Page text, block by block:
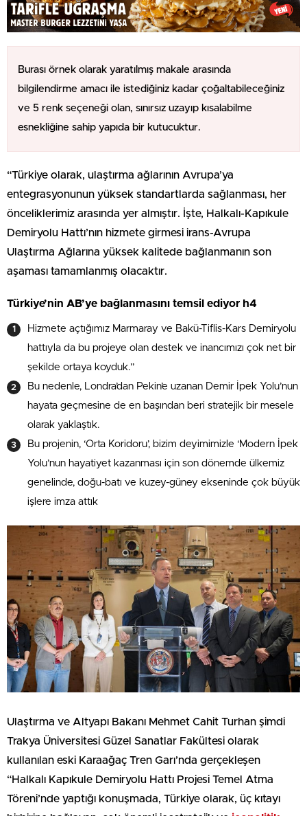
Burası örnek olarak yaratılmış makale arasında
bilgilendirme amacı ile istediğiniz kadar çoğaltabileceğiniz
ve 5 renk seçeneği olan, sınırsız uzayıp kısalabilme
esnekliğine sahip yapıda bir kutucuktur.
“Türkiye olarak, ulaştırma ağlarının Avrupa’ya
entegrasyonunun yüksek standartlarda sağlanması, her
önceliklerimiz arasında yer almıştır. İşte, Halkalı-Kapıkule
Demiryolu Hattı’nın hizmete girmesi irans-Avrupa
Ulaştırma Ağlarına yüksek kalitede bağlanmanın son
aşaması tamamlanmış olacaktır.
Türkiye’nin AB’ye bağlanmasını temsil ediyor h4
Hizmete açtığımız Marmaray ve Bakü-Tiflis-Kars Demiryolu
hattıyla da bu projeye olan destek ve inancımızı çok net bir
şekilde ortaya koyduk.”
Bu nedenle, Londra’dan Pekin’e uzanan Demir İpek Yolu’nun
hayata geçmesine de en başından beri stratejik bir mesele
olarak yaklaştık.
Bu projenin, ‘Orta Koridoru’, bizim deyimimizle ‘Modern İpek
Yolu’nun hayatiyet kazanması için son dönemde ülkemiz
genelinde, doğu-batı ve kuzey-güney ekseninde çok büyük
işlere imza attık
Ulaştırma ve Altyapı Bakanı Mehmet Cahit Turhan şimdi
Trakya Üniversitesi Güzel Sanatlar Fakültesi olarak
kullanılan eski Karaağaç Tren Garı’nda gerçekleşen
“Halkalı Kapıkule Demiryolu Hattı Projesi Temel Atma
Töreni’nde yaptığı konuşmada, Türkiye olarak, üç kıtayı